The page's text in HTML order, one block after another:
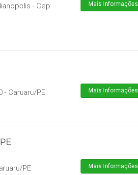
- Cep:
Mais Informações
- Caruaru/PE
Mais Informações
/PE Mais Informações